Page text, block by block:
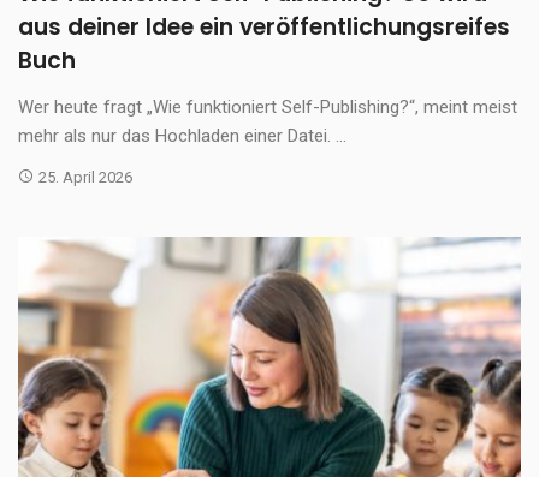
aus deiner Idee ein veröffentlichungsreifes
Buch
Wer heute fragt „Wie funktioniert Self-Publishing?“, meint meist
mehr als nur das Hochladen einer Datei. ...
25. April 2026